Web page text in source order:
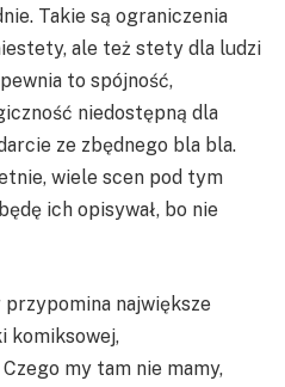
Takie są ograniczenia
ale też stety dla ludzi
to spójność,
niedostępną dla
ze zbędnego bla bla.
wiele scen pod tym
ich opisywał, bo nie
największe
komiksowej,
my tam nie mamy,